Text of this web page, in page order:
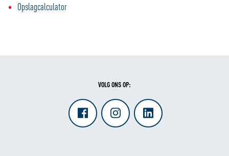
Opslagcalculator
VOLG ONS OP: